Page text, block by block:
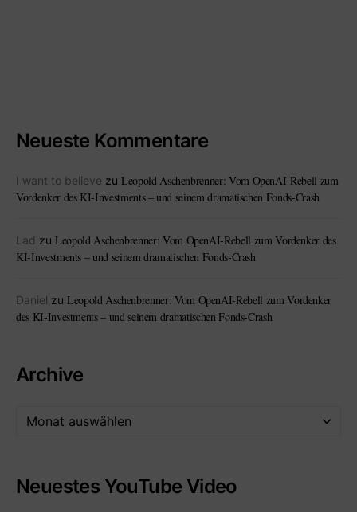
Neueste Kommentare
I want to believe zu Leopold Aschenbrenner: Vom OpenAI-Rebell zum
Vordenker des KI-Investments – und seinem dramatischen Fonds-Crash
Lad zu Leopold Aschenbrenner: Vom OpenAI-Rebell zum Vordenker des
KI-Investments – und seinem dramatischen Fonds-Crash
Daniel zu Leopold Aschenbrenner: Vom OpenAI-Rebell zum Vordenker
des KI-Investments – und seinem dramatischen Fonds-Crash
Archive
Neuestes YouTube Video